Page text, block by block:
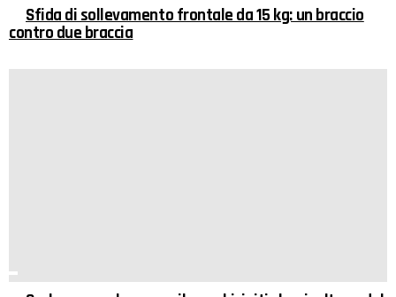
Sfida di sollevamento frontale da 15 kg: un braccio
contro due braccia